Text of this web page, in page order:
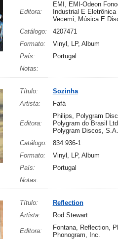
Editora:
EMI, EMI-Odeon
Industrial E Eletrônica
Vecemi, Música E
Catálogo:
4207471
Formato:
Vinyl, LP, Album
País:
Portugal
Notas:
Título:
Sozinha
Artista:
Fafá
Editora:
Philips, Polygram
Polygram do Brasil
Polygram Discos, S.A.
Catálogo:
834 936-1
Formato:
Vinyl, LP, Album
País:
Portugal
Notas:
Título:
Reflection
Artista:
Rod Stewart
Editora:
Fontana, Reflection,
Phonogram, Inc.